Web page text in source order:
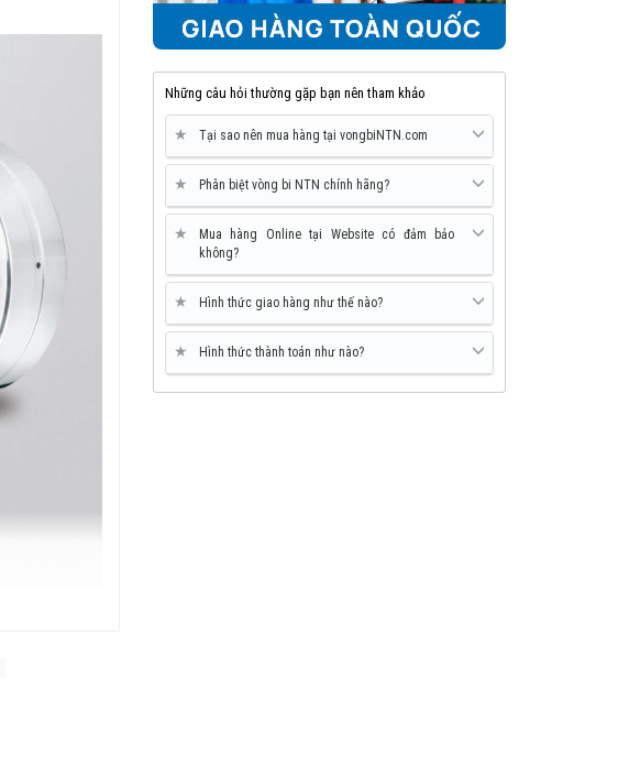
Những câu hỏi thường gặp bạn nên tham khảo
★ Tại sao nên mua hàng tại vongbiNTN.com
★ Phân biệt vòng bi NTN chính hãng?
★
Mua hàng Online tại Website có đảm bảo
không?
★ Hình thức giao hàng như thế nào?
★ Hình thức thành toán như nào?